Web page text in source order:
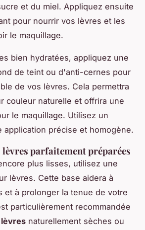
et du miel. Appliquez ensuite
pour nourrir vos lèvres et les
le maquillage.
bien hydratées, appliquez une
de teint ou d'anti-cernes pour
de vos lèvres. Cela permettra
couleur naturelle et offrira une
le maquillage. Utilisez un
application précise et homogène.
lèvres parfaitement préparées
plus lisses, utilisez une
lèvres. Cette base aidera à
et à prolonger la tenue de votre
particulièrement recommandée
lèvres naturellement sèches ou